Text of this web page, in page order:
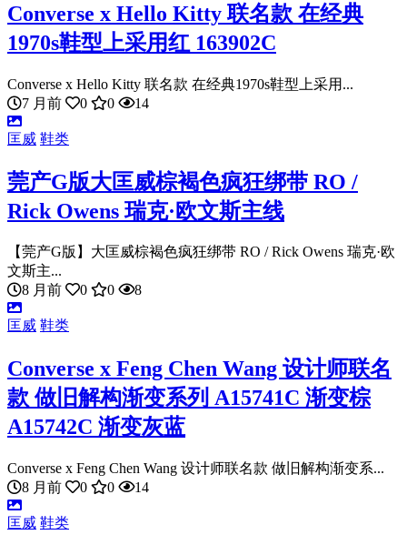
Converse x Hello Kitty 联名款 在经典
1970s鞋型上采用红 163902C
Converse x Hello Kitty 联名款 在经典1970s鞋型上采用...
7 月前
0 0 14
匡威 鞋类
莞产G版大匡威棕褐色疯狂绑带 RO /
Rick Owens 瑞克·欧文斯主线
【莞产G版】大匡威棕褐色疯狂绑带 RO / Rick Owens 瑞克·欧
文斯主...
8 月前
0 0 8
匡威 鞋类
Converse x Feng Chen Wang 设计师联名
款 做旧解构渐变系列 A15741C 渐变棕
A15742C 渐变灰蓝
Converse x Feng Chen Wang 设计师联名款 做旧解构渐变系...
8 月前
0 0 14
匡威 鞋类